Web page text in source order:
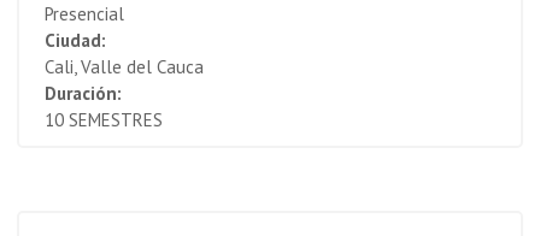
Presencial
Ciudad:
Cali, Valle del Cauca
Duración:
10 SEMESTRES